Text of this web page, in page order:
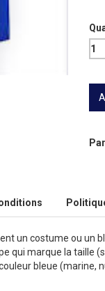
un costume ou un
qui marque la
bleue (marine,